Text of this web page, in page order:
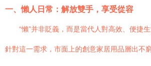
一、懶人日常：解放雙手，享受從容
“懶”并非貶義，而是當代人對高效、便捷
針對這一需求，市面上的創意家居用品層出不窮